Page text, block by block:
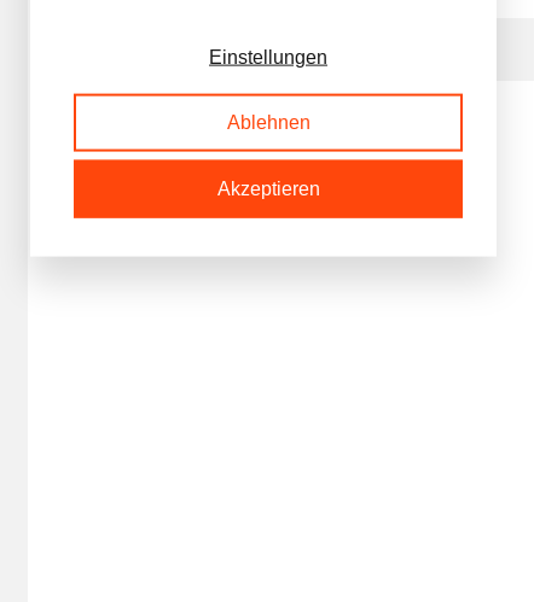
Artikelnummer
UITGEBREIDE OMSCHRIJVING
Unidelta draadkoppeling
Einstellungen
Ablehnen
Akzeptieren